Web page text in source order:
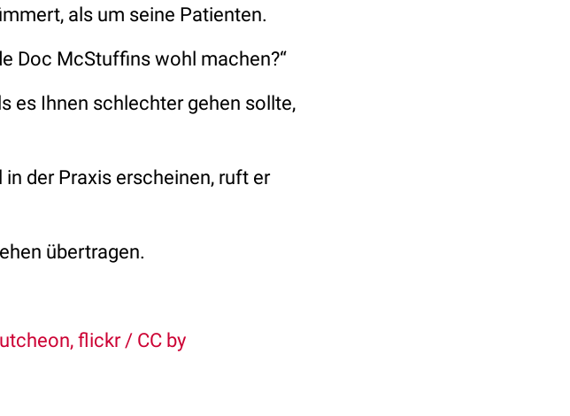
als um seine Patienten.
Doc McStuffins wohl machen?“
es Ihnen schlechter gehen sollte,
der Praxis erscheinen, ruft er
übertragen.
flickr / CC by